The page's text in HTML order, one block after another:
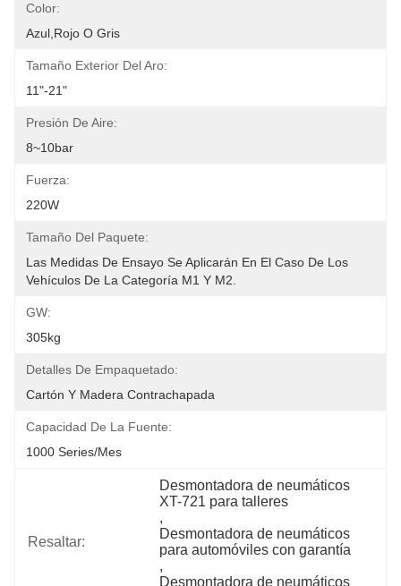
Color:
Azul,rojo O Gris
Tamaño Exterior Del Aro:
11"-21"
Presión De Aire:
8~10bar
Fuerza:
220W
Tamaño Del Paquete:
Las Medidas De Ensayo Se Aplicarán En El Caso De Los
Vehículos De La Categoría M1 Y M2.
GW:
305kg
Detalles De Empaquetado:
Cartón Y Madera Contrachapada
Capacidad De La Fuente:
1000 Series/mes
Resaltar:
Desmontadora de neumáticos
XT-721 para talleres
,
Desmontadora de neumáticos
para automóviles con garantía
,
Desmontadora de neumáticos